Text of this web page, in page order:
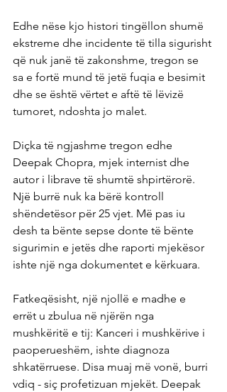
Edhe nëse kjo histori tingëllon shumë
ekstreme dhe incidente të tilla sigurisht
që nuk janë të zakonshme, tregon se
sa e fortë mund të jetë fuqia e besimit
dhe se është vërtet e aftë të lëvizë
tumoret, ndoshta jo malet.
Diçka të ngjashme tregon edhe
Deepak Chopra, mjek internist dhe
autor i librave të shumtë shpirtërorë.
Një burrë nuk ka bërë kontroll
shëndetësor për 25 vjet. Më pas iu
desh ta bënte sepse donte të bënte
sigurimin e jetës dhe raporti mjekësor
ishte një nga dokumentet e kërkuara.
Fatkeqësisht, një njollë e madhe e
errët u zbulua në njërën nga
mushkëritë e tij: Kanceri i mushkërive i
paoperueshëm, ishte diagnoza
shkatërruese. Disa muaj më vonë, burri
vdiq - siç profetizuan mjekët. Deepak